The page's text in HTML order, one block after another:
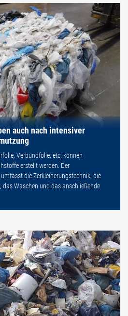
auch nach intensiver
Verbundfolie, etc. können
erstellt werden. Der
die Zerkleinerungstechnik, die
das Waschen und das anschließende